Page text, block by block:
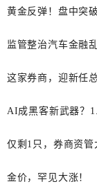
黄金反弹！盘中突
监管整治汽车金融
这家券商，迎新任
AI成黑客新武器？
仅剩1只，券商资管
金价，罕见大涨！